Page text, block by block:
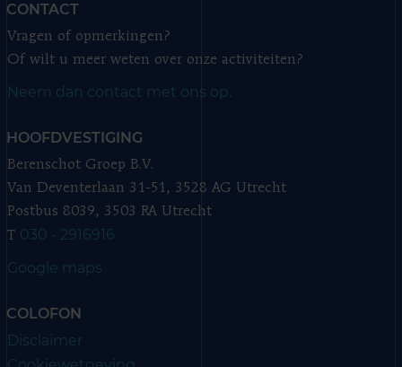
CONTACT
Vragen of opmerkingen?
Of wilt u meer weten over onze activiteiten?
Neem dan contact met ons op.
HOOFDVESTIGING
Berenschot Groep B.V.
Van Deventerlaan 31-51, 3528 AG Utrecht
Postbus 8039, 3503 RA Utrecht
T 030 - 2916916
Google maps
COLOFON
Disclaimer